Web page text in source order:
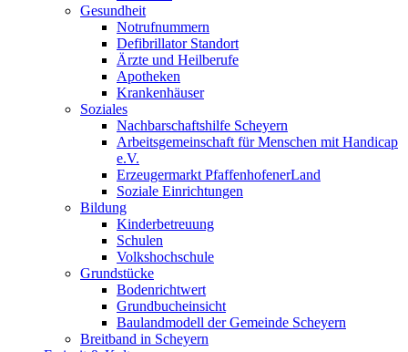
Gesundheit
Notrufnummern
Defibrillator Standort
Ärzte und Heilberufe
Apotheken
Krankenhäuser
Soziales
Nachbarschaftshilfe Scheyern
Arbeitsgemeinschaft für Menschen mit Handicap
e.V.
Erzeugermarkt PfaffenhofenerLand
Soziale Einrichtungen
Bildung
Kinderbetreuung
Schulen
Volkshochschule
Grundstücke
Bodenrichtwert
Grundbucheinsicht
Baulandmodell der Gemeinde Scheyern
Breitband in Scheyern